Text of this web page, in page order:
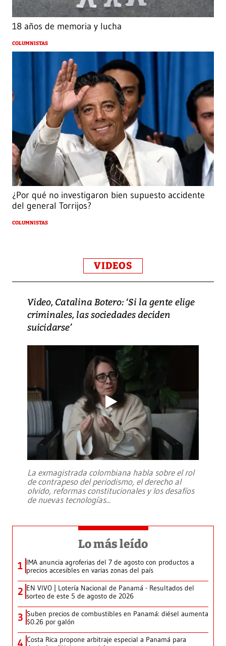
18 años de memoria y lucha
COLUMNISTAS
¿Por qué no investigaron bien supuesto accidente
del general Torrijos?
COLUMNISTAS
VIDEOS
Video, Catalina Botero: ‘Si la gente elige
criminales, las sociedades deciden
suicidarse’
La exmagistrada colombiana habla sobre el rol
de contrapeso del periodismo, el derecho al
olvido, reformas constitucionales y los desafíos
de nuevas tecnologías...
Lo más leído
1 IMA anuncia agroferias del 7 de agosto con productos a
precios accesibles en varias zonas del país
2 EN VIVO | Lotería Nacional de Panamá - Resultados del
sorteo de este 5 de agosto de 2026
3 Suben precios de combustibles en Panamá: diésel aumenta
$0.26 por galón
4 Costa Rica propone arbitraje especial a Panamá para